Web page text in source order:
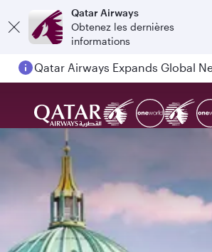
Qatar Airways
Obtenez les dernières
informations